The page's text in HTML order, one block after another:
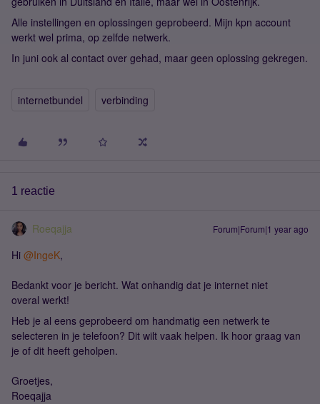
Alle instellingen en oplossingen geprobeerd. Mijn kpn account
werkt wel prima, op zelfde netwerk.
In juni ook al contact over gehad, maar geen oplossing gekregen.
internetbundel verbinding
1 reactie
Roeqajja Forum|Forum|1 year ago
Hi @IngeK,
Bedankt voor je bericht. Wat onhandig dat je internet niet
overal werkt!
Heb je al eens geprobeerd om handmatig een netwerk te
selecteren in je telefoon? Dit wilt vaak helpen. Ik hoor graag van
je of dit heeft geholpen.
Groetjes,
Roeqajja